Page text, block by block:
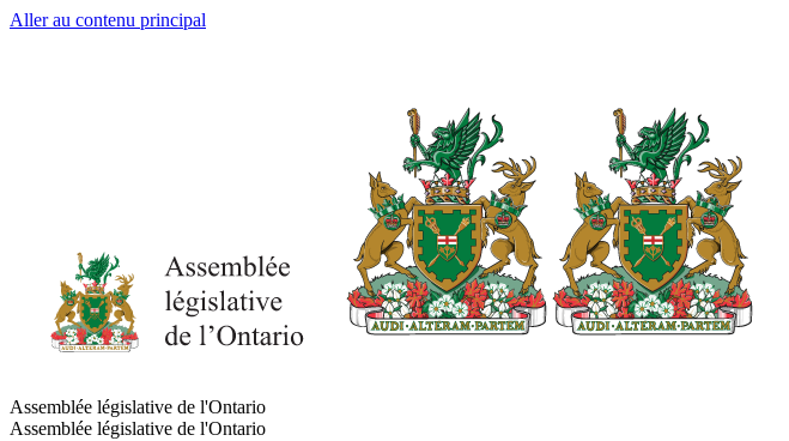
Aller au contenu principal
Assemblée législative de l'Ontario
Assemblée législative de l'Ontario